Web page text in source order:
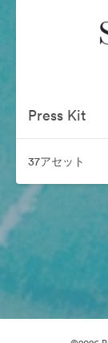
Press Kit
37アセット